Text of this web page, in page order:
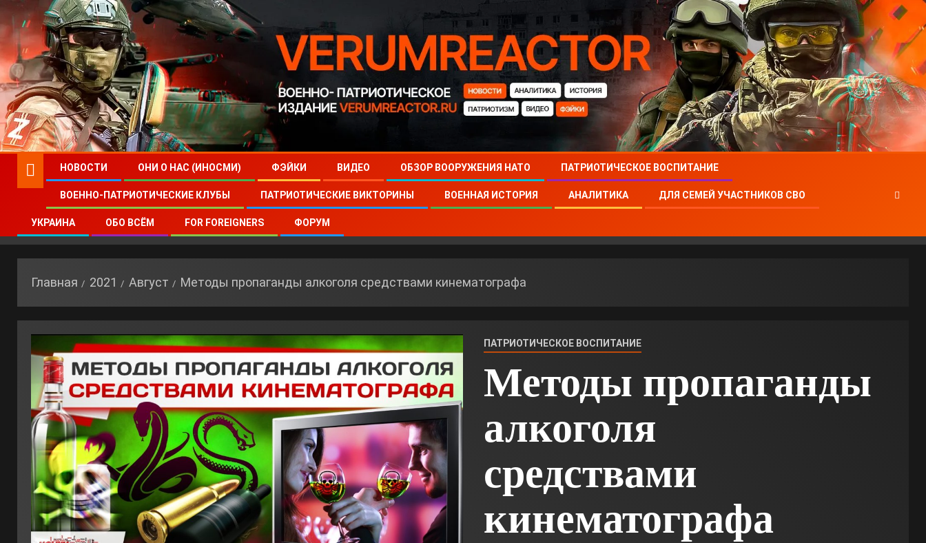
НОВОСТИ ОНИ О НАС (ИНОСМИ) ФЭЙКИ ВИДЕО ОБЗОР ВООРУЖЕНИЯ НАТО ПАТРИОТИЧЕСКОЕ ВОСПИТАНИЕ
ВОЕННО-ПАТРИОТИЧЕСКИЕ КЛУБЫ ПАТРИОТИЧЕСКИЕ ВИКТОРИНЫ ВОЕННАЯ ИСТОРИЯ АНАЛИТИКА ДЛЯ СЕМЕЙ УЧАСТНИКОВ СВО
УКРАИНА ОБО ВСЁМ FOR FOREIGNERS ФОРУМ
Главная 2021 Август Методы пропаганды алкоголя средствами кинематографа
ПАТРИОТИЧЕСКОЕ ВОСПИТАНИЕ
Методы пропаганды
алкоголя
средствами
кинематографа